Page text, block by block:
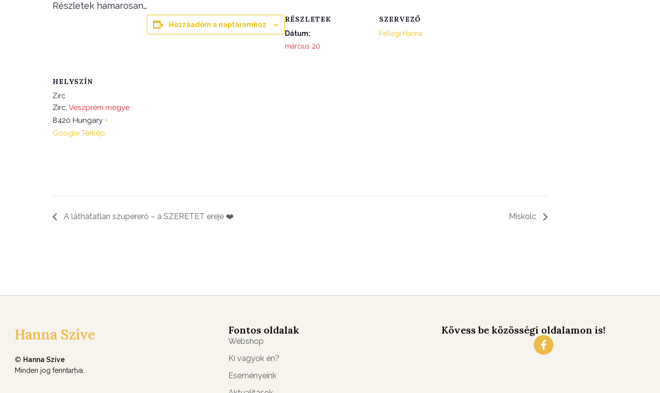
Részletek hamarosan…
Hozzáadom a naptáramhoz
RÉSZLETEK
Dátum:
március 20
SZERVEZŐ
Fellegi Hanna
HELYSZÍN
Zirc
Zirc, Veszprém megye
8420 Hungary +
Google Térkép
A láthatatlan szupererő – a SZERETET ereje ❤️ Miskolc
Hanna Szíve
© Hanna Szíve
Minden jog fenntartva.
Fontos oldalak
Webshop
Ki vagyok én?
Eseményeink
Kövess be közösségi oldalamon is!